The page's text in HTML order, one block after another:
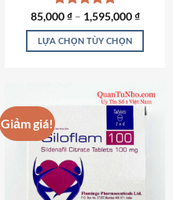
sản
phẩm
Được xếp
hạng5.00
5 sao
85,000₫– 1,595,000₫
LỰA CHỌN TÙY CHỌN
này
nhiều
biến
tùy
Giảm giá!